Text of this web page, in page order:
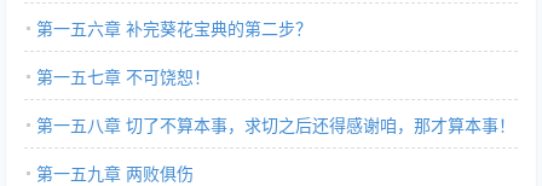
第一五六章 补完葵花宝典的第二步？
第一五七章 不可饶恕！
第一五八章 切了不算本事，求切之后还得感谢咱，那才算本事！
第一五九章 两败俱伤